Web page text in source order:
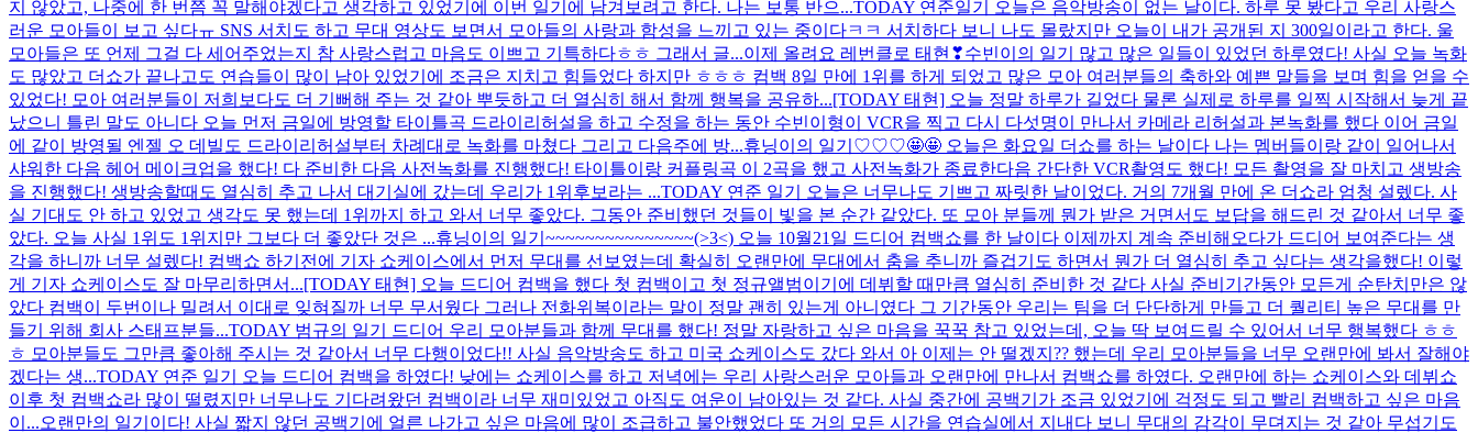
지 않았고, 나중에 한 번쯤 꼭 말해야겠다고 생각하고 있었기에 이번 일기에 남겨보려고 한다. 나는 보통 반으...TODAY 연준일기 오늘은 음악방송이 없는 날이다. 하루 못 봤다고 우리 사랑스
러운 모아들이 보고 싶다ㅠ SNS 서치도 하고 무대 영상도 보면서 모아들의 사랑과 함성을 느끼고 있는 중이다ㅋㅋ 서치하다 보니 나도 몰랐지만 오늘이 내가 공개된 지 300일이라고 한다. 울
모아들은 또 언제 그걸 다 세어주었는지 참 사랑스럽고 마음도 이쁘고 기특하다ㅎㅎ 그래서 글...이제 올려요 레번클로 태현❣수빈이의 일기 많고 많은 일들이 있었던 하루였다! 사실 오늘 녹화
도 많았고 더쇼가 끝나고도 연습들이 많이 남아 있었기에 조금은 지치고 힘들었다 하지만 ㅎㅎㅎ 컴백 8일 만에 1위를 하게 되었고 많은 모아 여러분들의 축하와 예쁜 말들을 보며 힘을 얻을 수
있었다! 모아 여러분들이 저희보다도 더 기뻐해 주는 것 같아 뿌듯하고 더 열심히 해서 함께 행복을 공유하...[TODAY 태현] 오늘 정말 하루가 길었다 물론 실제로 하루를 일찍 시작해서 늦게 끝
났으니 틀린 말도 아니다 오늘 먼저 금일에 방영할 타이틀곡 드라이리허설을 하고 수정을 하는 동안 수빈이형이 VCR을 찍고 다시 다섯명이 만나서 카메라 리허설과 본녹화를 했다 이어 금일
에 같이 방영될 엔젤 오 데빌도 드라이리허설부터 차례대로 녹화를 마쳤다 그리고 다음주에 방...휴닝이의 일기♡♡♡🤩🤩 오늘은 화요일 더쇼를 하는 날이다 나는 멤버들이랑 같이 일어나서
샤워한 다음 헤어 메이크업을 했다! 다 준비한 다음 사전녹화를 진행했다! 타이틀이랑 커플링곡 이 2곡을 했고 사전녹화가 종료한다음 간단한 VCR촬영도 했다! 모든 촬영을 잘 마치고 생방송
을 진행했다! 생방송할때도 열심히 추고 나서 대기실에 갔는데 우리가 1위후보라는 ...TODAY 연준 일기 오늘은 너무나도 기쁘고 짜릿한 날이었다. 거의 7개월 만에 온 더쇼라 엄청 설렜다. 사
실 기대도 안 하고 있었고 생각도 못 했는데 1위까지 하고 와서 너무 좋았다. 그동안 준비했던 것들이 빛을 본 순간 같았다. 또 모아 분들께 뭔가 받은 거면서도 보답을 해드린 것 같아서 너무 좋
았다. 오늘 사실 1위도 1위지만 그보다 더 좋았단 것은 ...휴닝이의 일기~~~~~~~~~~~~~~~(>3<) 오늘 10월21일 드디어 컴백쇼를 한 날이다 이제까지 계속 준비해오다가 드디어 보여준다는 생
각을 하니까 너무 설렜다! 컴백쇼 하기전에 기자 쇼케이스에서 먼저 무대를 선보였는데 확실히 오랜만에 무대에서 춤을 추니까 즐겁기도 하면서 뭔가 더 열심히 추고 싶다는 생각을했다! 이렇
게 기자 쇼케이스도 잘 마무리하면서...[TODAY 태현] 오늘 드디어 컴백을 했다 첫 컴백이고 첫 정규앨범이기에 데뷔할 때만큼 열심히 준비한 것 같다 사실 준비기간동안 모든게 순탄치만은 않
았다 컴백이 두번이나 밀려서 이대로 잊혀질까 너무 무서웠다 그러나 전화위복이라는 말이 정말 괜히 있는게 아니였다 그 기간동안 우리는 팀을 더 단단하게 만들고 더 퀄리티 높은 무대를 만
들기 위해 회사 스태프분들...TODAY 범규의 일기 드디어 우리 모아분들과 함께 무대를 했다! 정말 자랑하고 싶은 마음을 꾹꾹 참고 있었는데, 오늘 딱 보여드릴 수 있어서 너무 행복했다 ㅎㅎ
ㅎ 모아분들도 그만큼 좋아해 주시는 것 같아서 너무 다행이었다!! 사실 음악방송도 하고 미국 쇼케이스도 갔다 와서 아 이제는 안 떨겠지?? 했는데 우리 모아분들을 너무 오랜만에 봐서 잘해야
겠다는 생...TODAY 연준 일기 오늘 드디어 컴백을 하였다! 낮에는 쇼케이스를 하고 저녁에는 우리 사랑스러운 모아들과 오랜만에 만나서 컴백쇼를 하였다. 오랜만에 하는 쇼케이스와 데뷔쇼
이후 첫 컴백쇼라 많이 떨렸지만 너무나도 기다려왔던 컴백이라 너무 재미있었고 아직도 여운이 남아있는 것 같다. 사실 중간에 공백기가 조금 있었기에 걱정도 되고 빨리 컴백하고 싶은 마음
이...오랜만의 일기이다! 사실 짧지 않던 공백기에 얼른 나가고 싶은 마음에 많이 조급하고 불안했었다 또 거의 모든 시간을 연습실에서 지내다 보니 무대의 감각이 무뎌지는 것 같아 무섭기도